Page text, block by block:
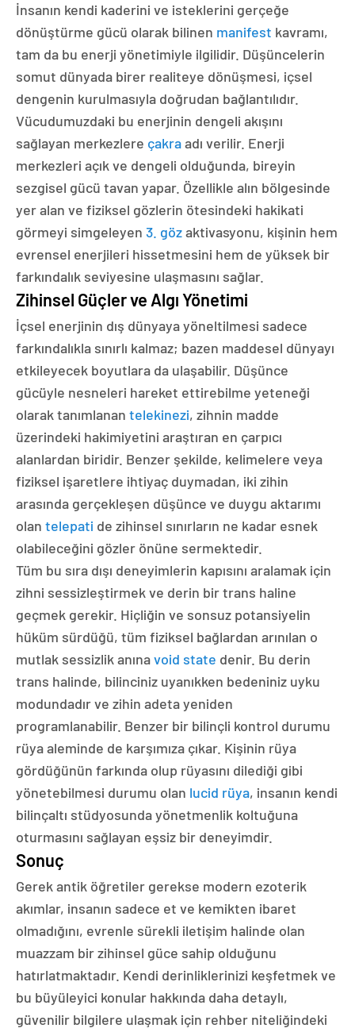
İnsanın kendi kaderini ve isteklerini gerçeğe
dönüştürme gücü olarak bilinen manifest kavramı,
tam da bu enerji yönetimiyle ilgilidir. Düşüncelerin
somut dünyada birer realiteye dönüşmesi, içsel
dengenin kurulmasıyla doğrudan bağlantılıdır.
Vücudumuzdaki bu enerjinin dengeli akışını
sağlayan merkezlere çakraadı verilir. Enerji
merkezleri açık ve dengeli olduğunda, bireyin
sezgisel gücü tavan yapar. Özellikle alın bölgesinde
yer alan ve fiziksel gözlerin ötesindeki hakikati
görmeyi simgeleyen 3. gözaktivasyonu, kişinin hem
evrensel enerjileri hissetmesini hem de yüksek bir
farkındalık seviyesine ulaşmasını sağlar.
Zihinsel Güçler ve Algı Yönetimi
İçsel enerjinin dış dünyaya yöneltilmesi sadece
farkındalıkla sınırlı kalmaz; bazen maddesel dünyayı
etkileyecek boyutlara da ulaşabilir. Düşünce
gücüyle nesneleri hareket ettirebilme yeteneği
olarak tanımlanan telekinezi, zihnin madde
üzerindeki hakimiyetini araştıran en çarpıcı
alanlardan biridir. Benzer şekilde, kelimelere veya
fiziksel işaretlere ihtiyaç duymadan, iki zihin
arasında gerçekleşen düşünce ve duygu aktarımı
olan telepati de zihinsel sınırların ne kadar esnek
olabileceğini gözler önüne sermektedir.
Tüm bu sıra dışı deneyimlerin kapısını aralamak için
zihni sessizleştirmek ve derin bir trans haline
geçmek gerekir. Hiçliğin ve sonsuz potansiyelin
hüküm sürdüğü, tüm fiziksel bağlardan arınılan o
mutlak sessizlik anınavoid state denir. Bu derin
trans halinde, bilinciniz uyanıkken bedeniniz uyku
modundadır ve zihin adeta yeniden
programlanabilir. Benzer bir bilinçli kontrol durumu
rüya aleminde de karşımıza çıkar. Kişinin rüya
gördüğünün farkında olup rüyasını dilediği gibi
yönetebilmesi durumu olan lucid rüya, insanın kendi
bilinçaltı stüdyosunda yönetmenlik koltuğuna
oturmasını sağlayan eşsiz bir deneyimdir.
Sonuç
Gerek antik öğretiler gerekse modern ezoterik
akımlar, insanın sadece et ve kemikten ibaret
olmadığını, evrenle sürekli iletişim halinde olan
muazzam bir zihinsel güce sahip olduğunu
hatırlatmaktadır. Kendi derinliklerinizi keşfetmek ve
bu büyüleyici konular hakkında daha detaylı,
güvenilir bilgilere ulaşmak için rehber niteliğindeki